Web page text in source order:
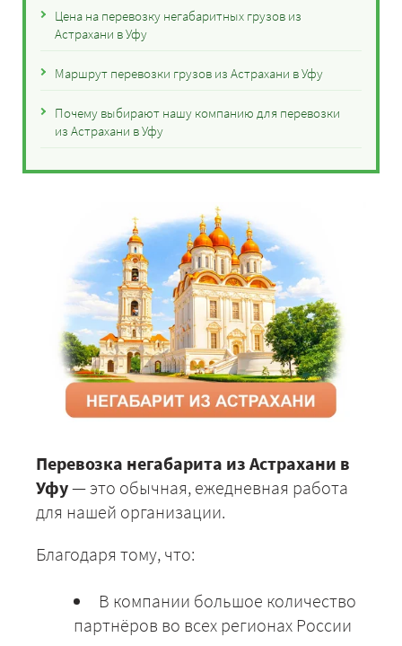
Цена на перевозку негабаритных грузов из
Астрахани в Уфу
Маршрут перевозки грузов из Астрахани в Уфу
Почему выбирают нашу компанию для перевозки
из Астрахани в Уфу
Перевозка негабарита из Астрахани в
Уфу— это обычная, ежедневная работа
для нашей организации.
Благодаря тому, что:
В компании большое количество
партнёров во всех регионах России